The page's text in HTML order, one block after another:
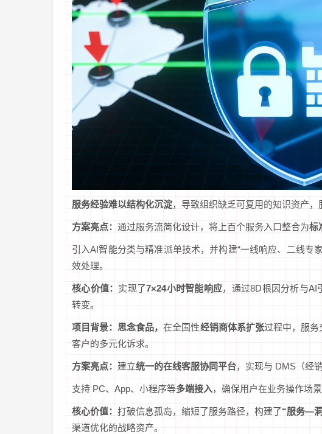
服务经验难以结构化沉淀，导致组织缺乏可复用的知识资产，
方案亮点： 通过服务流简化设计，将上百个服务入口整合为标
引入AI智能分类与精准派单技术，并构建“一线响应、二线专
效处理。
核心价值： 实现了7×24小时智能响应，通过8D根因分析与AI
转变。
项目背景：思念食品，在全国性经销商体系扩张过程中，服务
客户的多元化诉求。
方案亮点： 建立统一的在线客服协同平台，实现与 DMS（经
支持 PC、App、小程序等多端接入，确保用户在业务操作场
核心价值：打破信息孤岛，缩短了服务路径，构建了“服务—
渠道优化的战略资产。